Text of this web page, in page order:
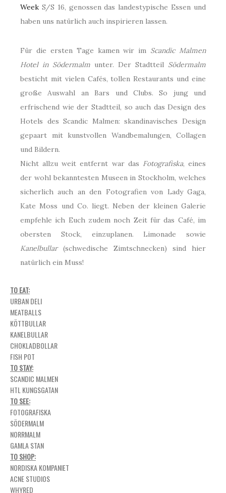
Week S/S 16, genossen das landestypische Essen und
haben uns natürlich auch inspirieren lassen.
Für die ersten Tage kamen wir im Scandic Malmen
Hotel in Södermalm unter. Der Stadtteil Södermalm
besticht mit vielen Cafés, tollen Restaurants und eine
große Auswahl an Bars und Clubs. So jung und
erfrischend wie der Stadtteil, so auch das Design des
Hotels des Scandic Malmen: skandinavisches Design
gepaart mit kunstvollen Wandbemalungen, Collagen
und Bildern.
Nicht allzu weit entfernt war das Fotografiska, eines
der wohl bekanntesten Museen in Stockholm, welches
sicherlich auch an den Fotografien von Lady Gaga,
Kate Moss und Co. liegt. Neben der kleinen Galerie
empfehle ich Euch zudem noch Zeit für das Café, im
obersten Stock, einzuplanen. Limonade sowie
Kanelbullar(schwedische Zimtschnecken) sind hier
natürlich ein Muss!
TO EAT:
URBAN DELI
MEATBALLS
KÖTTBULLAR
KANELBULLAR
CHOKLADBOLLAR
FISH POT
TO STAY:
SCANDIC MALMEN
HTL KUNGSGATAN
TO SEE:
FOTOGRAFISKA
SÖDERMALM
NORRMALM
GAMLA STAN
TO SHOP:
NORDISKA KOMPANIET
ACNE STUDIOS
WHYRED